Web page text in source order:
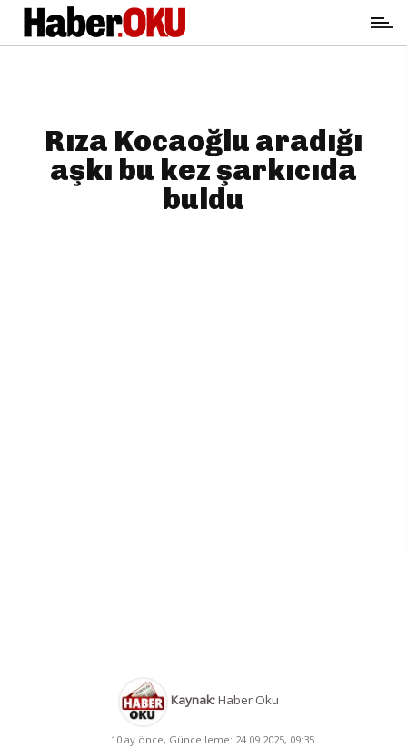
Rıza Kocaoğlu aradığı
aşkı bu kez şarkıcıda
buldu
Kaynak:Haber Oku
10 ay önce, Güncelleme: 24.09.2025, 09:35